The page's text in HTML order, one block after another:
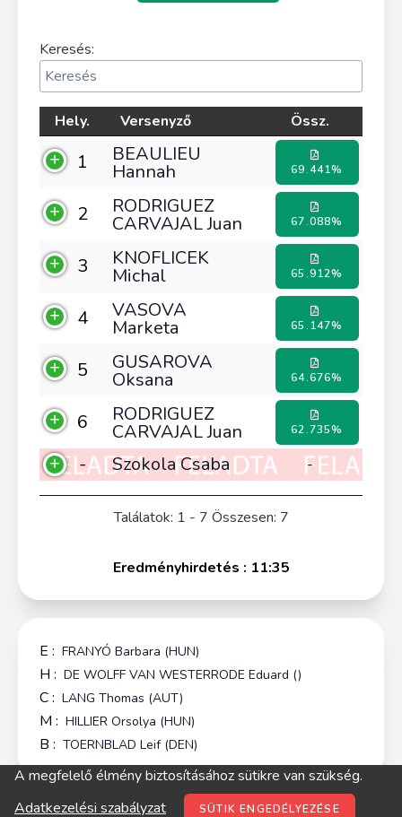
Keresés:
Hely. Versenyző Össz.
1 BEAULIEU
Hannah 69.441%
2 RODRIGUEZ
CARVAJAL Juan 67.088%
3 KNOFLICEK
Michal 65.912%
4 VASOVA
Marketa 65.147%
5 GUSAROVA
Oksana 64.676%
6 RODRIGUEZ
CARVAJAL Juan 62.735%
- Szokola Csaba -
Találatok: 1 - 7 Összesen: 7
Eredményhirdetés : 11:35
E : FRANYÓ Barbara (HUN)
H : DE WOLFF VAN WESTERRODE Eduard ()
C : LANG Thomas (AUT)
M : HILLIER Orsolya (HUN)
B : TOERNBLAD Leif (DEN)
© digitop.hu 2022 |Adatkezelési szabályzat
A megfelelő élmény biztosításához sütikre van szükség.
Adatkezelési szabályzat
SÜTIK ENGEDÉLYEZÉSE